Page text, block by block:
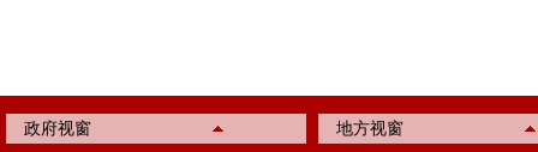
政府视窗 地方视窗